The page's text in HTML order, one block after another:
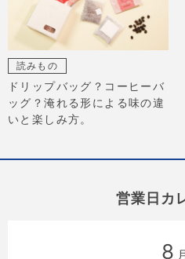
読みもの
ドリップバッグ？コーヒーバ
ッグ？淹れる形による味の違
いと楽しみ方。
営業日カ
8